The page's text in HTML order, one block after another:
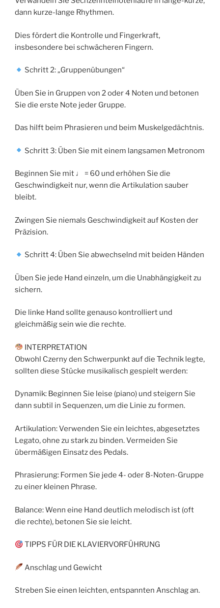
dann kurze-lange Rhythmen.
Dies fördert die Kontrolle und Fingerkraft,
insbesondere bei schwächeren Fingern.
Schritt 2: „Gruppenübungen“
Üben Sie in Gruppen von 2 oder 4 Noten und betonen
Sie die erste Note jeder Gruppe.
Das hilft beim Phrasieren und beim Muskelgedächtnis.
Schritt 3: Üben Sie mit einem langsamen Metronom
Beginnen Sie mit ♩ = 60 und erhöhen Sie die
Geschwindigkeit nur, wenn die Artikulation sauber
bleibt.
Zwingen Sie niemals Geschwindigkeit auf Kosten der
Präzision.
Schritt 4: Üben Sie abwechselnd mit beiden Händen
Üben Sie jede Hand einzeln, um die Unabhängigkeit zu
sichern.
Die linke Hand sollte genauso kontrolliert und
gleichmäßig sein wie die rechte.
INTERPRETATION
Obwohl Czerny den Schwerpunkt auf die Technik legte,
sollten diese Stücke musikalisch gespielt werden:
Dynamik: Beginnen Sie leise (piano) und steigern Sie
dann subtil in Sequenzen, um die Linie zu formen.
Artikulation: Verwenden Sie ein leichtes, abgesetztes
Legato, ohne zu stark zu binden. Vermeiden Sie
übermäßigen Einsatz des Pedals.
Phrasierung: Formen Sie jede 4- oder 8-Noten-Gruppe
zu einer kleinen Phrase.
Balance: Wenn eine Hand deutlich melodisch ist (oft
die rechte), betonen Sie sie leicht.
TIPPS FÜR DIE KLAVIERVORFÜHRUNG
Anschlag und Gewicht
Streben Sie einen leichten, entspannten Anschlag an.